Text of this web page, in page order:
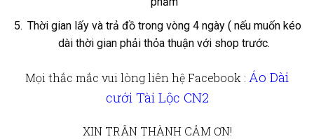
Thời gian lấy và trả đồ trong vòng 4 ngày ( nếu muốn kéo
dài thời gian phải thỏa thuận với shop trước.
Mọi thắc mắc vui lòng liên hệFacebook : Áo Dài
cưới Tài Lộc CN2
XIN TRÂN THÀNH CẢM ƠN!